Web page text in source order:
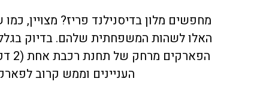
מחפשים מלון בדיסנילנד פריז? מצויין,
האלו לשהות המשפחתית שלהם. בדיוק
העניינים וממש קרוב